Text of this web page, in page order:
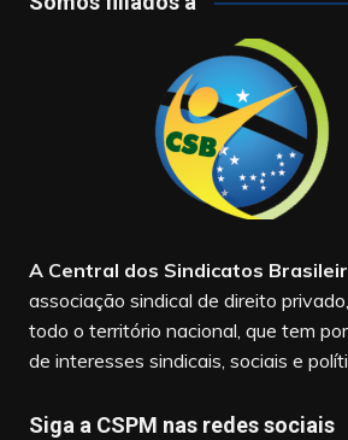
A Central dos Sindicatos
associação sindical de direito
todo o território nacional, que tem
de interesses sindicais, sociais e
Siga a CSPM nas redes sociais